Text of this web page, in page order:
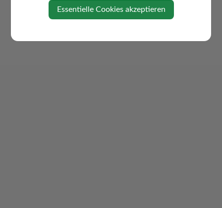
Essentielle Cookies akzeptieren